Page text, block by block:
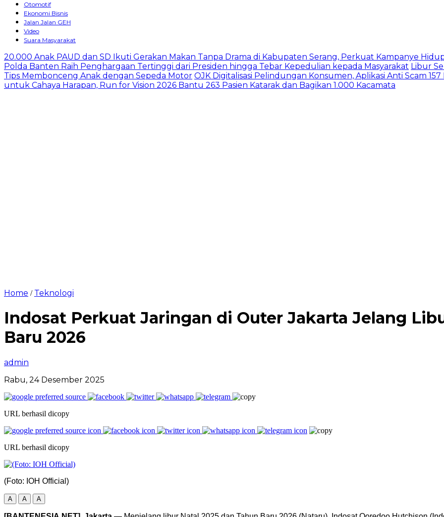
Otomotif
Ekonomi Bisnis
Jalan Jalan GEH
Video
Suara Masyarakat
20.000 Anak PAUD dan SD Ikuti Gerakan Makan Tanpa Drama di Kabupaten Serang, Perkuat Kampanye
Polda Banten Raih Penghargaan Tertinggi dari Presiden hingga Tebar Kepedulian kepada Masyarakat Libur
Tips Membonceng Anak dengan Sepeda Motor OJK Digitalisasi Pelindungan Konsumen, Aplikasi Anti Scam
untuk Cahaya Harapan, Run for Vision 2026 Bantu 263 Pasien Katarak dan Bagikan 1.000 Kacamata
Home / Teknologi
Indosat Perkuat Jaringan di Outer Jakarta Jelang
Baru 2026
admin
Rabu, 24 Desember 2025
URL berhasil dicopy
URL berhasil dicopy
(Foto: IOH Official)
A A A